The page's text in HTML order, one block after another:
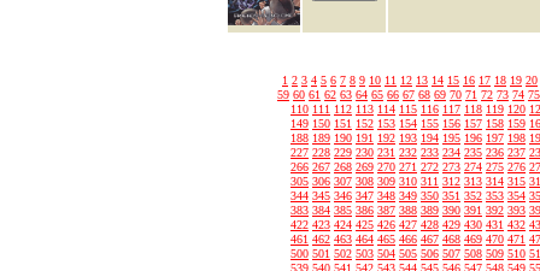
1 2 3 4 5 6 7 8 9 10 11 12 13 14 15 16 17 18 19 20
59 60 61 62 63 64 65 66 67 68 69 70 71 72 73 74 75
110 111 112 113 114 115 116 117 118 119 120
149 150 151 152 153 154 155 156 157 158 159
188 189 190 191 192 193 194 195 196 197 198
227 228 229 230 231 232 233 234 235 236 237
266 267 268 269 270 271 272 273 274 275 276
305 306 307 308 309 310 311 312 313 314 315
344 345 346 347 348 349 350 351 352 353 354
383 384 385 386 387 388 389 390 391 392 393
422 423 424 425 426 427 428 429 430 431 432
461 462 463 464 465 466 467 468 469 470 471
500 501 502 503 504 505 506 507 508 509 510
539 540 541 542 543 544 545 546 547 548 549